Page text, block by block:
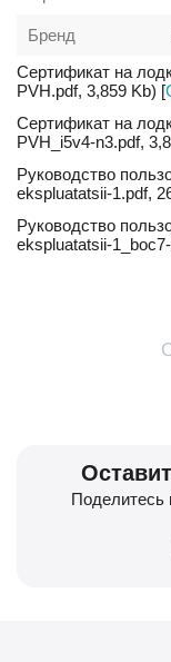
Бренд
Сертификат на
PVH.pdf, 3,859 Kb) [
Сертификат на
PVH_i5v4-n3.pdf,
Руководство
ekspluatatsii-1.pdf,
Руководство
ekspluatatsii-
Поделитесь